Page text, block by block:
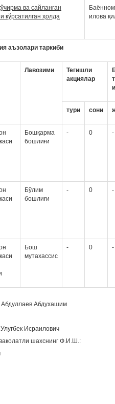
ва сайланган
кўрсатилган ҳолда
илова
аъзолари таркиби
Лавозими
Тегишли
акциялар
тури сони
Бошқарма
бошлиғи
- 0 -
Бўлим
бошлиғи
- 0 -
Бош
мутахассис
- 0 -
Абдухашим
Улугбек Исраилович
шахснинг Ф.И.Ш.: